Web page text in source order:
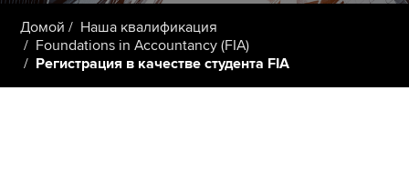
Студенты
Домой
Наша квалификация
Foundations in Accountancy (FIA)
Регистрация в качестве студента FIA